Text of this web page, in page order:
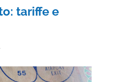
tariffe e